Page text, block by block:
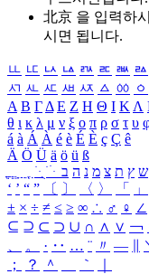
北京 을 입력하
시면 됩니다.
ㅥ ㅦ ㅧ ㅨ ㅩ ㅪ ㅫ ㅬ
ㅺ ㅻ ㅼ ㅽ ㅾ ㅿ ㆀ ㆁ
Α Β ΓΔ Ε Ζ Η Θ Ι ΚΛ
θ ι κ λ μ ν ξ ο π ρ σ τ υ
á à Á À é è É È ç Ç ê
Ä Ö Ü ä ö ü ß
ִֶֹ ֻּ ׁׂ ש ץ ת צ מ נ ה ב
‘ ’ “ ” 〔 〕 〈 〉 「 」
± × ÷ ≠ ≤ ≥ ∞ ∴ ♂ ♀ ∠
⊆ ⊇ ⊂ ⊃ ∪ ∩ ∧ ∨ ￢
、
。 · ‥ … ¨ 〃 ―
；
？ ＾ ｀